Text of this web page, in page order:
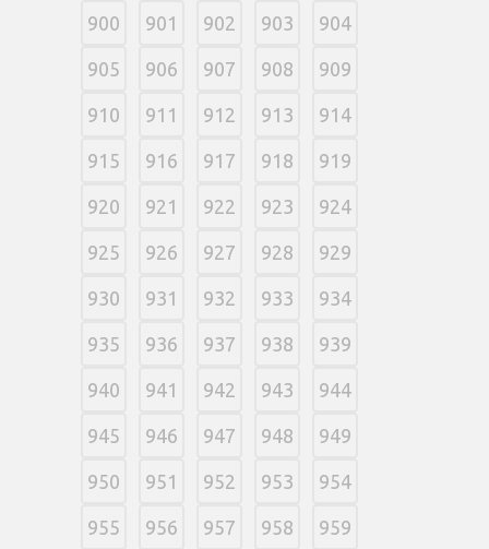
900 901 902 903 904
905 906 907 908 909
910 911 912 913 914
915 916 917 918 919
920 921 922 923 924
925 926 927 928 929
930 931 932 933 934
935 936 937 938 939
940 941 942 943 944
945 946 947 948 949
950 951 952 953 954
955 956 957 958 959